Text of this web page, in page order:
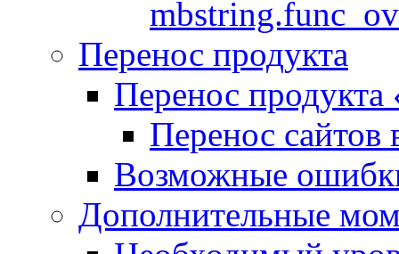
Перенос продукта
Перенос продукта
Перенос сайтов
Возможные
Дополнительные